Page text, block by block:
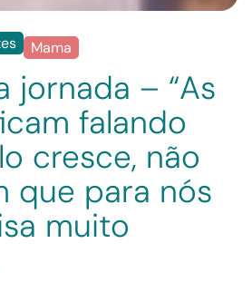
Mama
jornada – “As
falando
cresce, não
que para nós
muito